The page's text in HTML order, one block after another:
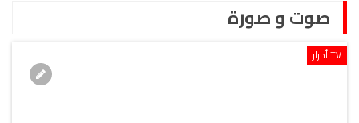
صوت و صورة
TV أحرار